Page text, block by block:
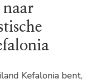
naar
Kefalonia bent,